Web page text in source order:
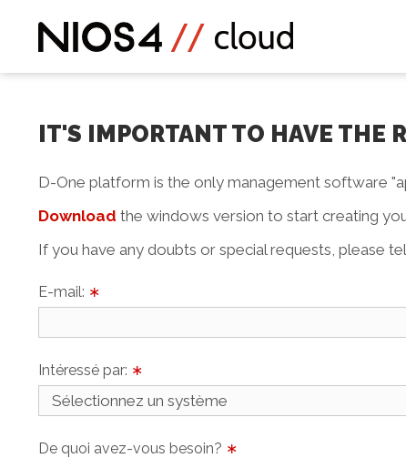
IT'S IMPORTANT TO HAVE THE
D-One platform is the only management software
Download the windows version to start creating
If you have any doubts or special requests, please
E-mail: ∗
Intéressé par: ∗
De quoi avez-vous besoin? ∗